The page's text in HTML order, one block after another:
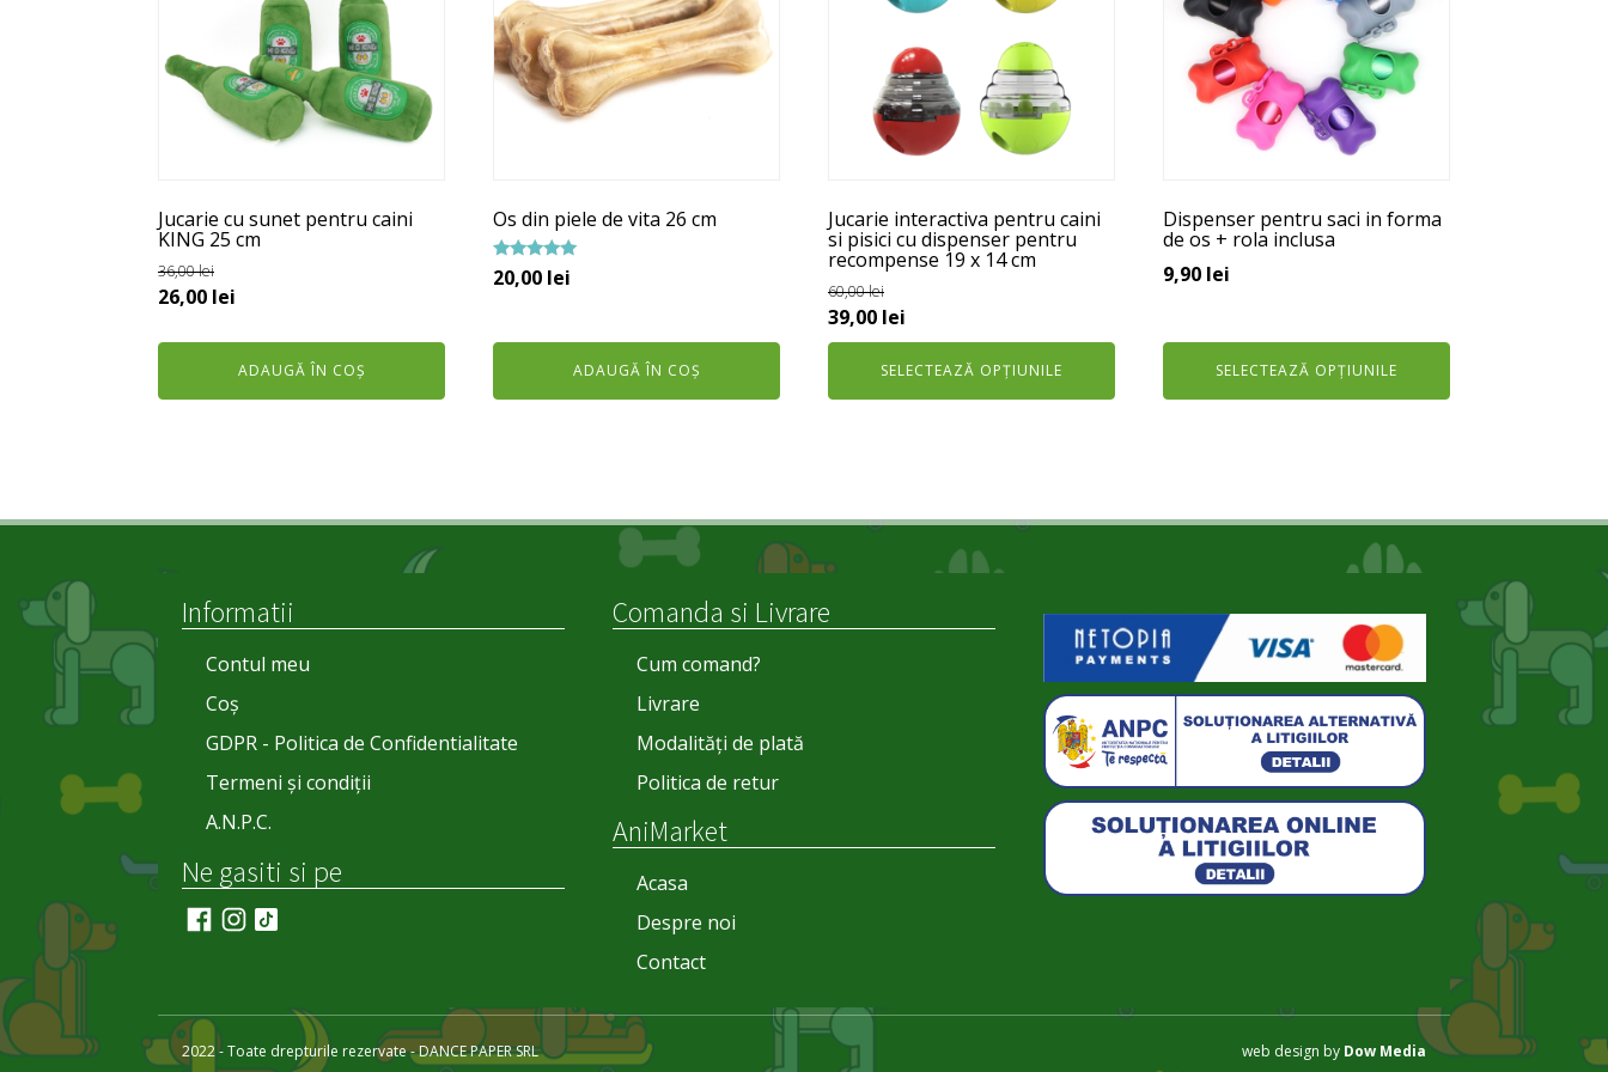
Jucarie cu sunet pentru caini
KING 25 cm
36,00lei
Prețul
26,00 lei
ADAUGĂ ÎN COȘ
Os din piele de vita 26 cm
Evaluat la
5.00
20,00 lei
ADAUGĂ ÎN COȘ
Jucarie interactiva pentru caini
si pisici cu dispenser pentru
recompense 19 x 14 cm
60,00lei
Prețul
inițial
fost:
39,00 lei
curent
este:
39,00 lei.
SELECTEAZĂ OPȚIUNILE
Opțiunile
în
pagina
produsului.
Dispenser pentru saci in forma
de os + rola inclusa
9,90 lei
SELECTEAZĂ OPȚIUNILE
multe
variații.
Opțiunile
în
pagina
produsului.
Informatii
Contul meu
Coș
GDPR - Politica de Confidentialitate
Termeni și condiții
A.N.P.C.
Ne gasiti si pe
Comanda si Livrare
Cum comand?
Livrare
Modalități de plată
Politica de retur
AniMarket
Acasa
Despre noi
Contact
2022 - Toate drepturile rezervate - DANCE PAPER SRL web design by Dow Media